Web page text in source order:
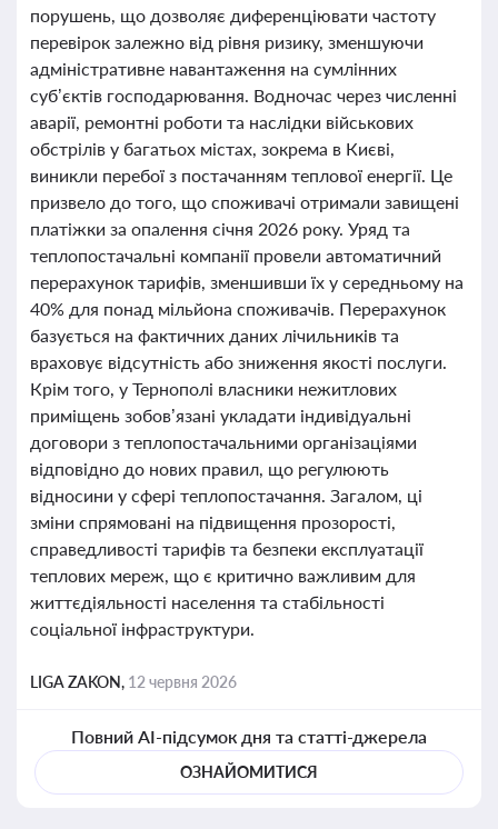
порушень, що дозволяє диференціювати частоту
перевірок залежно від рівня ризику, зменшуючи
адміністративне навантаження на сумлінних
суб’єктів господарювання. Водночас через численні
аварії, ремонтні роботи та наслідки військових
обстрілів у багатьох містах, зокрема в Києві,
виникли перебої з постачанням теплової енергії. Це
призвело до того, що споживачі отримали завищені
платіжки за опалення січня 2026 року. Уряд та
теплопостачальні компанії провели автоматичний
перерахунок тарифів, зменшивши їх у середньому на
40% для понад мільйона споживачів. Перерахунок
базується на фактичних даних лічильників та
враховує відсутність або зниження якості послуги.
Крім того, у Тернополі власники нежитлових
приміщень зобов’язані укладати індивідуальні
договори з теплопостачальними організаціями
відповідно до нових правил, що регулюють
відносини у сфері теплопостачання. Загалом, ці
зміни спрямовані на підвищення прозорості,
справедливості тарифів та безпеки експлуатації
теплових мереж, що є критично важливим для
життєдіяльності населення та стабільності
соціальної інфраструктури.
LIGA ZAKON, 12 червня 2026
Повний AI-підсумок дня та статті-джерела
ОЗНАЙОМИТИСЯ